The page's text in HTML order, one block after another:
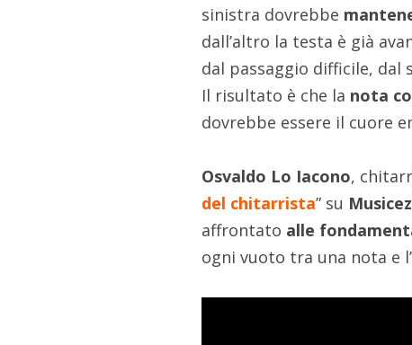
sinistra dovrebbe
dall’altro la testa è già
dal passaggio difficile, dal
Il risultato è che la nota
dovrebbe essere il cuore
Osvaldo Lo Iacono,
del chitarrista” su
affrontato alle
ogni vuoto tra una nota e